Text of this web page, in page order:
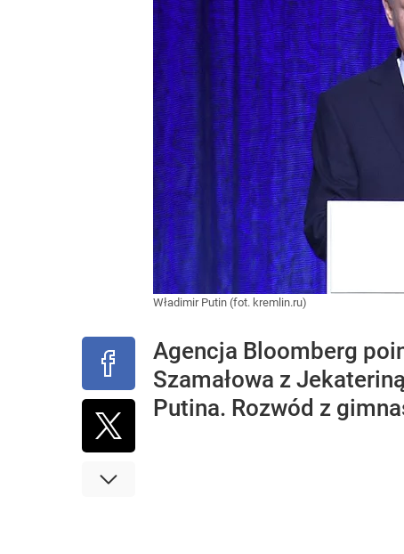
Władimir Putin (fot. kremlin.ru)
Agencja Bloomberg
Szamałowa z
Putina. Rozwód z